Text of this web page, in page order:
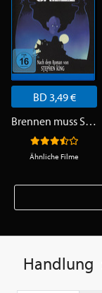
BD 3,49 €
Brennen muss Salem
Ähnliche Filme
Handlung